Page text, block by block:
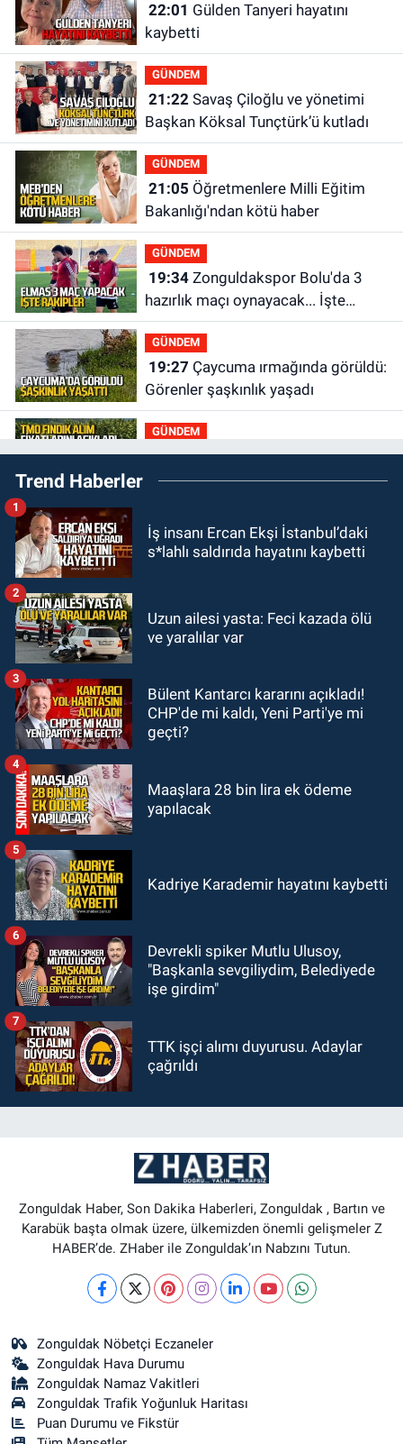
22:01
kaybetti
GÜNDEM
21:22Savaş Çiloğlu ve yönetimi
Başkan Köksal Tunçtürk’ü kutladı
GÜNDEM
21:05
Bakanlığı'ndan kötü haber
GÜNDEM
19:34Zonguldakspor Bolu'da 3
hazırlık maçı oynayacak... İşte
rakipler...
GÜNDEM
19:27
Görenler şaşkınlık yaşadı
GÜNDEM
19:12TMO kabuklu fındık alım
fiyatlarını açıkladı
18:52Zonguldak'ta pitbul köpek
anne ve çocuğuna saldırdı: Tedavi
18:44Zonguldak'ta araç yayaya
GÜNDEM
18:32İşçi lideri Şemsi Denizer
kabri başında anıldı
Trend Haberler
İş insanı Ercan Ekşi İstanbul’daki
s*lahlı saldırıda hayatını kaybetti
1
Uzun ailesi yasta: Feci kazada ölü
ve yaralılar var
2
Bülent Kantarcı kararını açıkladı!
CHP'de mi kaldı, Yeni Parti'ye mi
geçti?
3
Maaşlara 28 bin lira ek ödeme
yapılacak
4
Kadriye Karademir hayatını kaybetti
5
Devrekli spiker Mutlu Ulusoy,
"Başkanla sevgiliydim, Belediyede
işe girdim"
6
TTK işçi alımı duyurusu. Adaylar
çağrıldı
7
Zonguldak Haber, Son Dakika Haberleri, Zonguldak , Bartın ve
Karabük başta olmak üzere, ülkemizden önemli gelişmeler Z
HABER’de. ZHaber ile Zonguldak’ın Nabzını Tutun.
Zonguldak Nöbetçi Eczaneler
Zonguldak Hava Durumu
Zonguldak Namaz Vakitleri
Zonguldak Trafik Yoğunluk Haritası
Puan Durumu ve Fikstür